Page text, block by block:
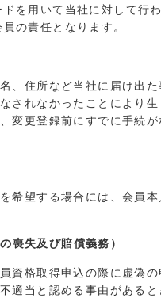
を用いて当社に対して行
の責任となります。
、住所など当社に届け出
されなかったことにより
変更登録前にすでに手続
希望する場合には、会員
喪失及び賠償義務）
資格取得申込の際に虚偽
適当と認める事由がある